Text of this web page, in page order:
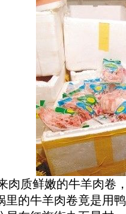
肉质鲜嫩的牛羊肉卷
里的牛羊肉卷竟是用